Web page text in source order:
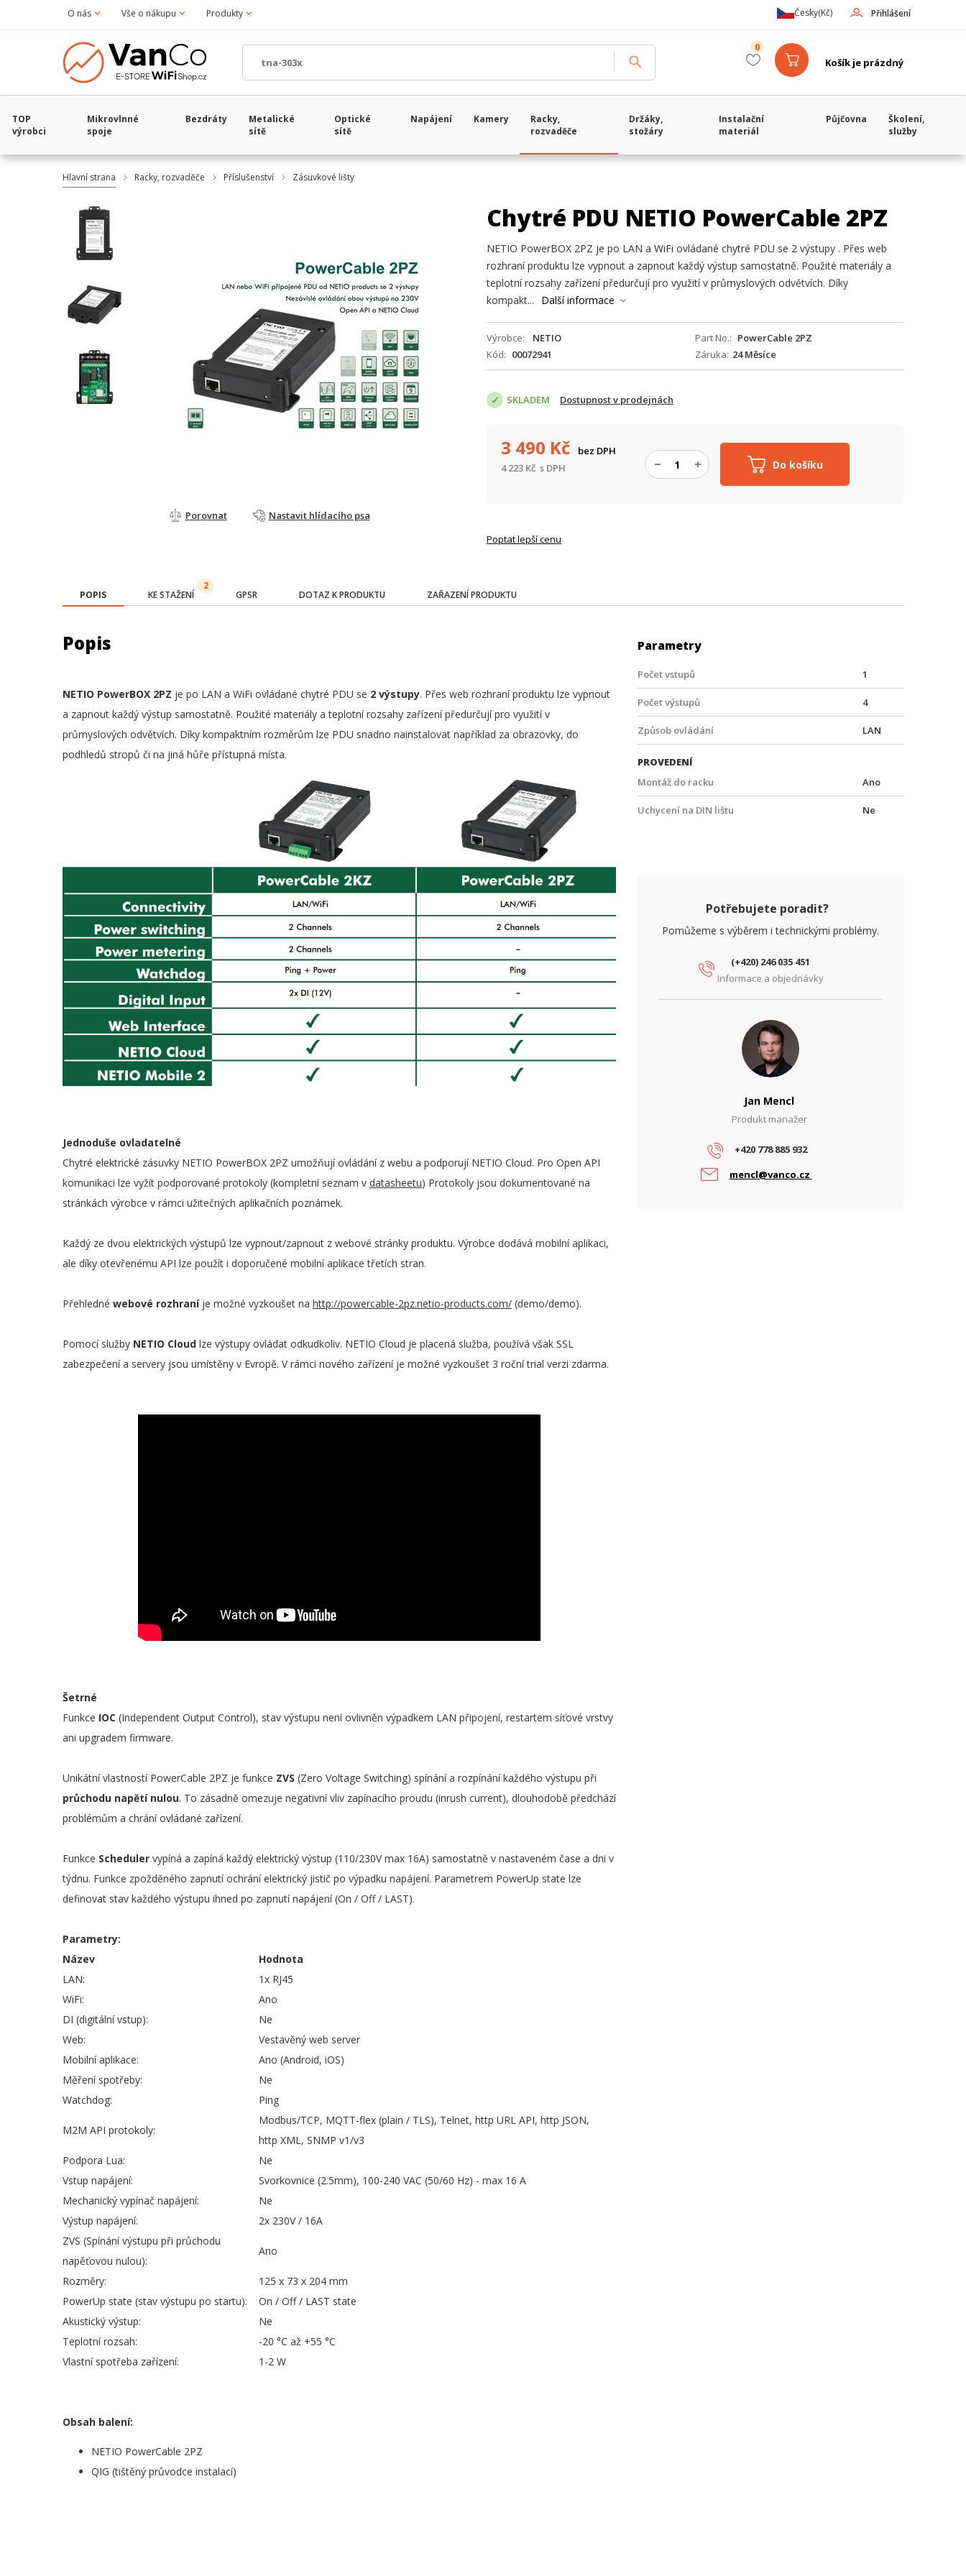
O nás Vše o nákupu Produkty Přihlášení
Česky(Kč)
Košík je prázdný
0
TOP
výrobci
Mikrovlnné
spoje
Bezdráty
Metalické
sítě
Optické
sítě
Napájení Kamery
Racky,
rozvaděče
Držáky,
stožáry
Instalační
materiál
Půjčovna
Školení,
služby
Hlavní strana Racky, rozvaděče Příslušenství Zásuvkové lišty
Porovnat Nastavit hlídacího psa
Chytré PDU NETIO PowerCable 2PZ
NETIO PowerBOX 2PZ je po LAN a WiFi ovládané chytré PDU se 2 výstupy . Přes web
rozhraní produktu lze vypnout a zapnout každý výstup samostatně. Použité materiály a
teplotní rozsahy zařízení předurčují pro využití v průmyslových odvětvích. Díky
kompakt...
Další informace
Výrobce NETIO Part No.
PowerCable 2PZ
Kód
00072941 Záruka 24 Měsíce
SKLADEM Dostupnost v prodejnách
Do košíku
3 490 Kč
bez DPH
4 223 Kč s DPH
Poptat lepší cenu
POPIS KE STAŽENÍ
2
GPSR DOTAZ K PRODUKTU ZAŘAZENÍ PRODUKTU
Popis
NETIO PowerBOX 2PZ je po LAN a WiFi ovládané chytré PDU se 2 výstupy. Přes web rozhraní produktu lze vypnout
a zapnout každý výstup samostatně. Použité materiály a teplotní rozsahy zařízení předurčují pro využití v
průmyslových odvětvích. Díky kompaktním rozměrům lze PDU snadno nainstalovat například za obrazovky, do
podhledů stropů či na jiná hůře přístupná místa.
Jednoduše ovladatelné
Chytré elektrické zásuvky NETIO PowerBOX 2PZ umožňují ovládání z webu a podporují NETIO Cloud. Pro Open API
komunikaci lze vyžít podporované protokoly (kompletní seznam v datasheetu) Protokoly jsou dokumentované na
stránkách výrobce v rámci užitečných aplikačních poznámek.
Každý ze dvou elektrických výstupů lze vypnout/zapnout z webové stránky produktu. Výrobce dodává mobilní aplikaci,
ale díky otevřenému API lze použít i doporučené mobilní aplikace třetích stran.
Přehledné webové rozhraníje možné vyzkoušet na http://powercable-2pz.netio-products.com/ (demo/demo).
Pomocí služby NETIO Cloud lze výstupy ovládat odkudkoliv. NETIO Cloud je placená služba, používá však SSL
zabezpečení a servery jsou umístěny v Evropě. V rámci nového zařízení je možné vyzkoušet 3 roční trial verzi zdarma.
Šetrné
Funkce IOC (Independent Output Control), stav výstupu není ovlivněn výpadkem LAN připojení, restartem síťové vrstvy
ani upgradem firmware.
Unikátní vlastností PowerCable 2PZ je funkce ZVS (Zero Voltage Switching) spínání a rozpínání každého výstupu při
průchodu napětí nulou. To zásadně omezuje negativní vliv zapínacího proudu (inrush current), dlouhodobě předchází
problémům a chrání ovládané zařízení.
Funkce Scheduler vypíná a zapíná každý elektrický výstup (110/230V max 16A) samostatně v nastaveném čase a dni v
týdnu. Funkce zpožděného zapnutí ochrání elektrický jistič po výpadku napájení. Parametrem PowerUp state lze
definovat stav každého výstupu ihned po zapnutí napájení (On / Off / LAST).
Parametry:
Název
Hodnota
LAN:
1x RJ45
WiFi:
Ano
DI (digitální vstup):
Ne
Web:
Vestavěný web server
Mobilní aplikace:
Ano (Android, iOS)
Měření spotřeby:
Ne
Watchdog:
Ping
M2M API protokoly:
Modbus/TCP, MQTT-flex (plain / TLS), Telnet, http URL API, http JSON,
http XML, SNMP v1/v3
Podpora Lua:
Ne
Vstup napájení:
Svorkovnice (2.5mm), 100-240 VAC (50/60 Hz) - max 16 A
Mechanický vypínač napájení:
Ne
Výstup napájení:
2x 230V / 16A
ZVS (Spínání výstupu při průchodu
napěťovou nulou):
Ano
Rozměry:
125 x 73 x 204 mm
PowerUp state (stav výstupu po startu):
On / Off / LAST state
Akustický výstup:
Ne
Teplotní rozsah:
-20 °C až +55 °C
Vlastní spotřeba zařízení:
1-2 W
Obsah balení:
NETIO PowerCable 2PZ
QIG (tištěný průvodce instalací)
Parametry
Počet vstupů 1
Počet výstupů 4
Způsob ovládání LAN
PROVEDENÍ
Montáž do racku
Ano
Uchycení na DIN lištu Ne
Potřebujete poradit?
Pomůžeme s výběrem i technickými problémy.
(+420) 246 035 451
Informace a objednávky
Jan Mencl
Produkt manažer
+420 778 885 932
mencl@vanco.cz